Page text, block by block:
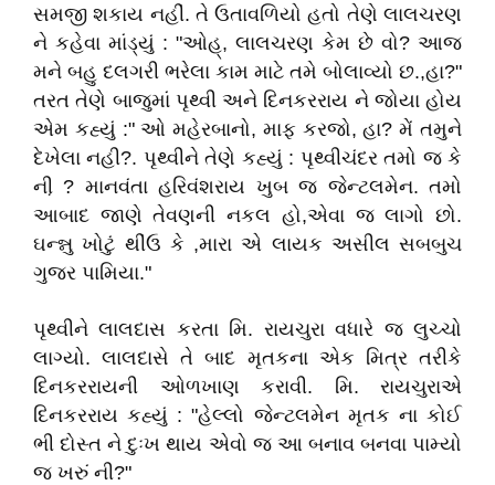
સમજી શકાય નહીં. તે ઉતાવળિયો હતો તેણે લાલચરણ
ને કહેવા માંડ્યું : "ઓહ્, લાલચરણ કેમ છે વો? આજ
મને બહુ દલગરી ભરેલા કામ માટે તમે બોલાવ્યો છ.,હા?"
તરત તેણે બાજુમાં પૃથ્વી અને દિનકરરાય ને જોયા હોય
એમ કહ્યું :" ઓ મહેરબાનો, માફ કરજો, હા? મેં તમુને
દેખેલા નહી?. પૃથ્વીને તેણે કહ્યું : પૃથ્વીચંદર તમો જ કે
ની઼ ? માનવંતા હરિવંશરાય ખુબ જ જેન્ટલમેન. તમો
આબાદ જાણે તેવણની નકલ હો,એવા જ લાગો છો.
ઘન્ન્નુ ખોટું થીંઉ કે ,મારા એ લાયક અસીલ સબબુચ
ગુજર પામિયા."
પૃથ્વીને લાલદાસ કરતા મિ. રાયચુરા વધારે જ લુચ્ચો
લાગ્યો. લાલદાસે તે બાદ મૃતકના એક મિત્ર તરીકે
દિનકરરાયની ઓળખાણ કરાવી. મિ. રાયચુરાએ
દિનકરરાય કહ્યું : "હેલ્લો જેન્ટલમેન મૃતક ના કોઈ
ભી દોસ્ત ને દુઃખ થાય એવો જ આ બનાવ બનવા પામ્યો
જ ખરું ની?"